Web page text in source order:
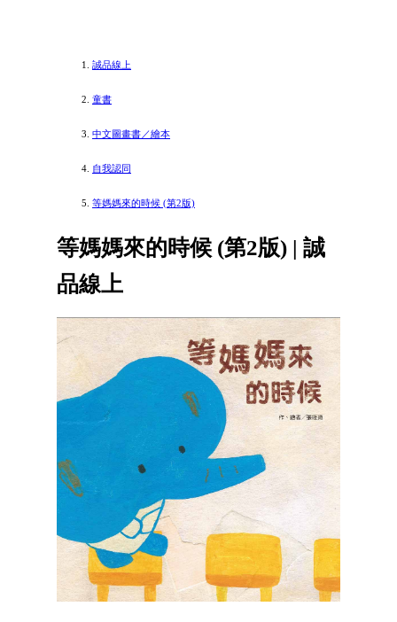
誠品線上
童書
中文圖畫書／繪本
自我認同
等媽媽來的時候 (第2版)
等媽媽來的時候 (第2版) | 誠
品線上